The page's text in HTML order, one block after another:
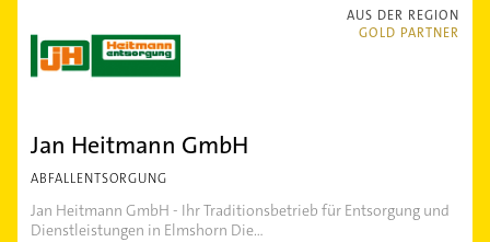
AUS DER REGION
GOLD PARTNER
Jan Heitmann GmbH
ABFALLENTSORGUNG
Jan Heitmann GmbH - Ihr Traditionsbetrieb für Entsorgung und
Dienstleistungen in Elmshorn Die...